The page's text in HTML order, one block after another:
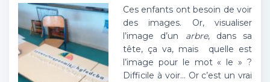
Ces enfants ont besoin de voir
des images. Or, visualiser
l’image d’un arbre, dans sa
tête, ça va, mais quelle est
l’image pour le mot « le » ?
Difficile à voir… Or c’est un vrai